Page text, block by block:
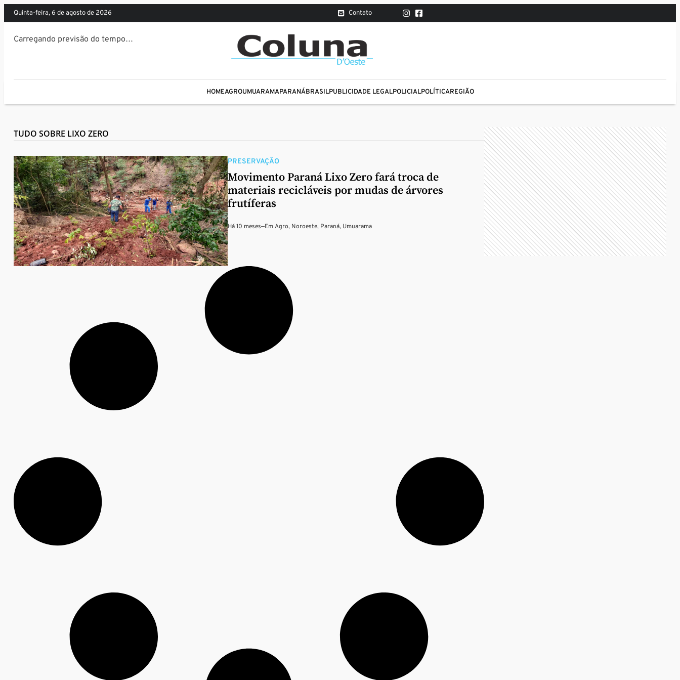
quinta-feira, 6 de agosto de 2026 Contato
Carregando previsão do tempo…
HOMEAGROUMUARAMAPARANÁBRASILPUBLICIDADE LEGALPOLICIALPOLÍTICAREGIÃO
TUDO SOBRE LIXO ZERO
PRESERVAÇÃO
Movimento Paraná Lixo Zero fará troca de
materiais recicláveis por mudas de árvores
frutíferas
Há 10 meses—EmAgro, Noroeste, Paraná, Umuarama